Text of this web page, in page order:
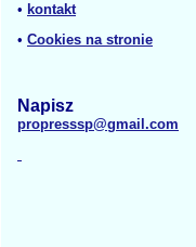
• kontakt
• Cookies na stronie
Napisz
propresssp@gmail.com